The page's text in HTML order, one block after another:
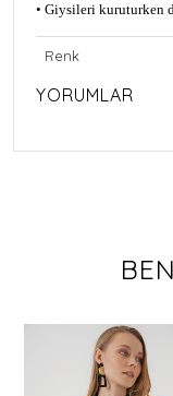
• Giysileri kuruturken
Renk
YORUMLAR